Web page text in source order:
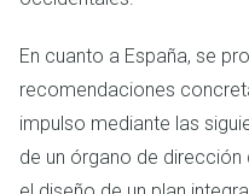
En cuanto a España, se
recomendaciones
impulso mediante las
de un órgano de dirección